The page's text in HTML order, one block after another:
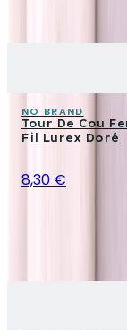
NO BRAND
Tour De Cou
Fil Lurex Doré
8,30 €